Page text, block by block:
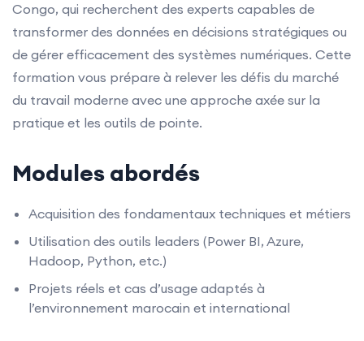
Congo, qui recherchent des experts capables de
transformer des données en décisions stratégiques ou
de gérer efficacement des systèmes numériques. Cette
formation vous prépare à relever les défis du marché
du travail moderne avec une approche axée sur la
pratique et les outils de pointe.
Modules abordés
Acquisition des fondamentaux techniques et métiers
Utilisation des outils leaders (Power BI, Azure,
Hadoop, Python, etc.)
Projets réels et cas d’usage adaptés à
l’environnement marocain et international